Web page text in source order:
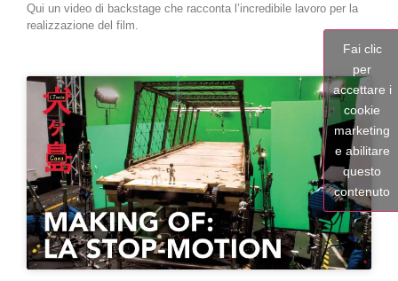
Qui un video di backstage che racconta l’incredibile lavoro per la
realizzazione del film.
Fai clic
per
accettare i
cookie
marketing
e abilitare
questo
contenuto